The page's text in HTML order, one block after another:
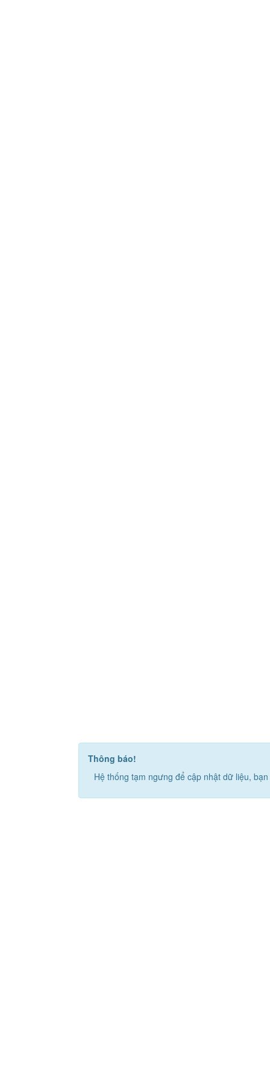
Thông báo!
Hệ thống tạm ngưng để cập nhật dữ liệu,